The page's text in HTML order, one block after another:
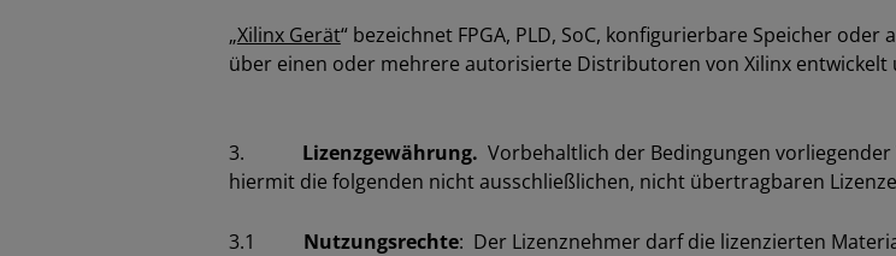
„Xilinx Gerät“ bezeichnet FPGA, PLD, SoC, konfigurierbare Speicher
über einen oder mehrere autorisierte Distributoren von Xilinx entwickelt
3. Lizenzgewährung. Vorbehaltlich der Bedingungen
hiermit die folgenden nicht ausschließlichen, nicht übertragbaren
3.1 Nutzungsrechte: Der Lizenznehmer darf die lizenzierten